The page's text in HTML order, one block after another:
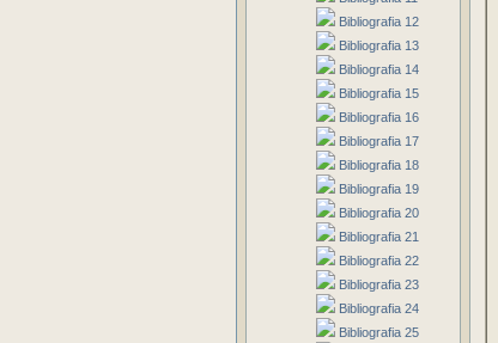
Bibliografia 12
Bibliografia 13
Bibliografia 14
Bibliografia 15
Bibliografia 16
Bibliografia 17
Bibliografia 18
Bibliografia 19
Bibliografia 20
Bibliografia 21
Bibliografia 22
Bibliografia 23
Bibliografia 24
Bibliografia 25